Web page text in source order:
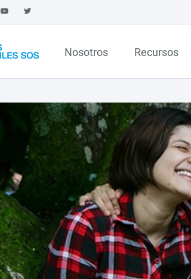
Nosotros Recursos